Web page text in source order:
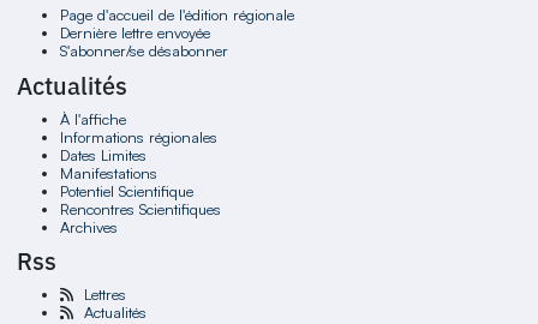
Page d'accueil de l'édition régionale
Dernière lettre envoyée
S'abonner/se désabonner
Actualités
À l'affiche
Informations régionales
Dates Limites
Manifestations
Potentiel Scientifique
Rencontres Scientifiques
Archives
Rss
Lettres
Actualités